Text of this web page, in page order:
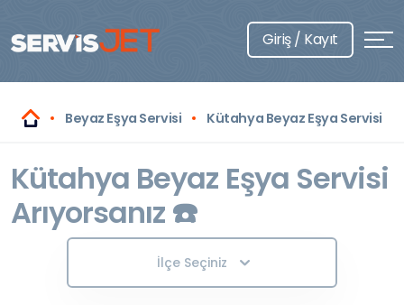
Giriş / Kayıt
Beyaz Eşya Servisi Kütahya Beyaz Eşya Servisi
Kütahya Beyaz Eşya Servisi
Arıyorsanız ☎️
İlçe Seçiniz